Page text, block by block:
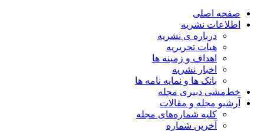
صفحه اصلی
اطلاعات نشریه
درباره ی نشریه
هیات تحریریه
اهداف و زمینه ها
اخبار نشریه
بانک ها و نمایه نامه ها
خط‌مشی دبیری مجله
آرشیو مجله و مقالات
کلیه شماره‌های مجله
آخرین شماره